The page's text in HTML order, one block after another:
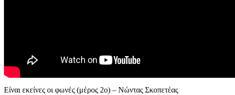
Είναι εκείνες οι φωνές (μέρος 2ο) – Νώντας Σκοπετέας